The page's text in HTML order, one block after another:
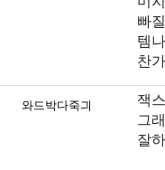
빠
템
찬
와드박다죽긔
잭
그
잘